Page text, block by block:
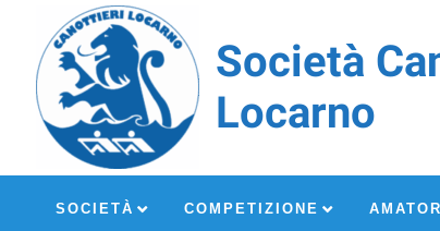
Società
Locarno
SOCIETÀ COMPETIZIONE AMATORI